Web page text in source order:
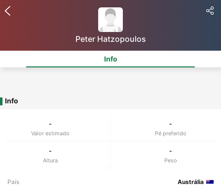
Peter Hatzopoulos
Info
Info
-
Valor estimado
-
Pé preferido
-
Altura
-
Peso
País Austrália